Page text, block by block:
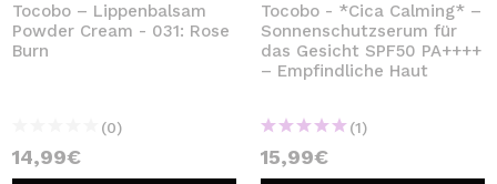
Tocobo – Lippenbalsam
Powder Cream - 031: Rose
Burn
(0)
14,99€
Tocobo - *Cica Calming* –
Sonnenschutzserum für
das Gesicht SPF50 PA++++
– Empfindliche Haut
(1)
15,99€